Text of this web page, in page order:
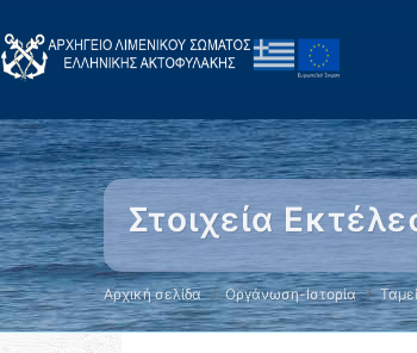
Στοιχεία
Αρχική σελίδα Οργάνωση-Ιστορία